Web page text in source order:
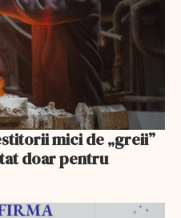
mici de „greii”
doar pentru